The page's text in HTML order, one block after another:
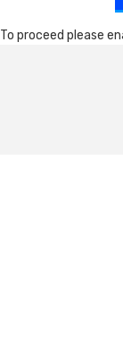
To proceed please